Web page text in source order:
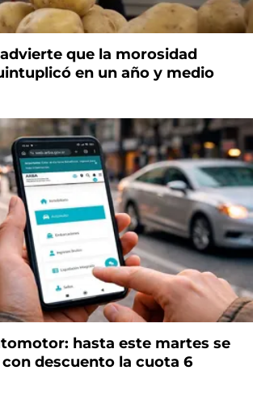
que la morosidad
en un año y medio
hasta este martes se
descuento la cuota 6